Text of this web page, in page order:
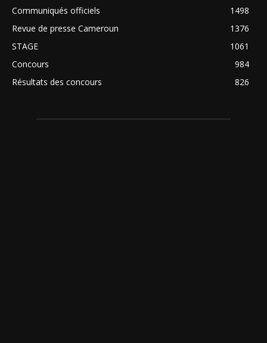
Communiqués officiels
1498
Revue de presse Cameroun
1376
STAGE
1061
Concours
984
Résultats des concours
826